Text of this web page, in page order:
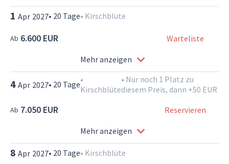
1 Apr 2027• 20 Tage• Kirschblüte
Ab 6.600 EUR Warteliste
Mehr anzeigen
4 Apr 2027• 20 Tage•
Kirschblüte
• Nur noch 1 Platz zu
diesem Preis, dann +50 EUR
Ab 7.050 EUR Reservieren
Mehr anzeigen
8 Apr 2027• 20 Tage• Kirschblüte